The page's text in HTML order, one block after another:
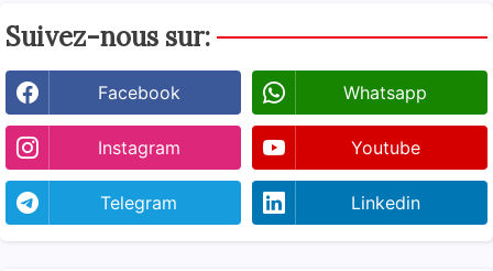
Suivez-nous sur:
Facebook Whatsapp
Instagram Youtube
Telegram Linkedin